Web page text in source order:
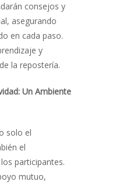
consejos y
asegurando
en cada paso.
y
la repostería.
Un Ambiente
solo el
el
participantes.
mutuo,